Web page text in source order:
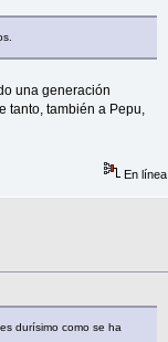
una generación
tanto, también a Pepu,
En línea
durísimo como se ha